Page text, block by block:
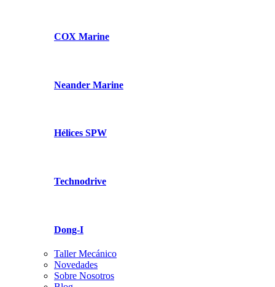
COX Marine
Neander Marine
Hélices SPW
Technodrive
Dong-I
Taller Mecánico
Novedades
Sobre Nosotros